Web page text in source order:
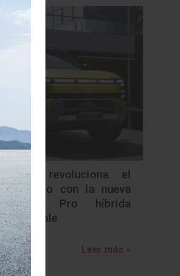
Nissan revoluciona el
segmento con la nueva
Frontier Pro híbrida
enchufable
Leer más »